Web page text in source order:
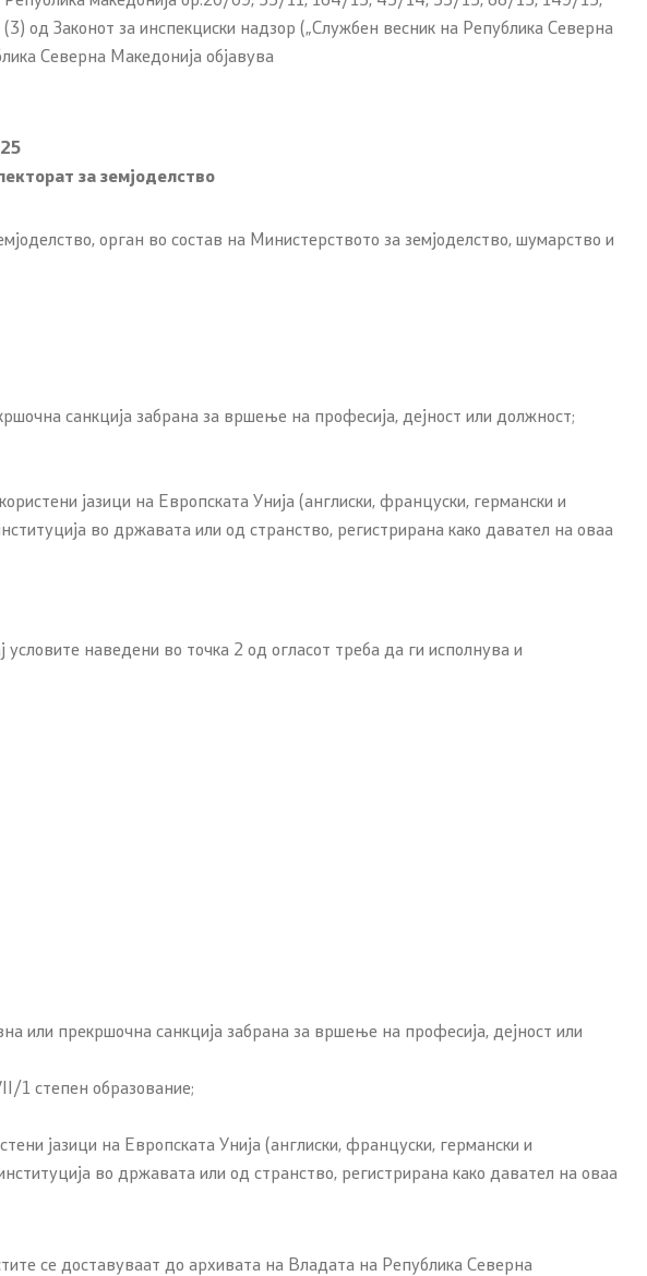
од Законот за инспекциски надзор („Службен весник на Република Северна
Северна Македонија објавува
за земјоделство
орган во состав на Министерството за земјоделство, шумарство и
санкција забрана за вршење на професија, дејност или должност;
јазици на Европската Унија (англиски, француски, германски и
во државата или од странство, регистрирана како давател на оваа
наведени во точка 2 од огласот треба да ги исполнува и
прекршочна санкција забрана за вршење на професија, дејност или
1 степен образование;
јазици на Европската Унија (англиски, француски, германски и
во државата или од странство, регистрирана како давател на оваа
се доставуваат до архивата на Владата на Република Северна